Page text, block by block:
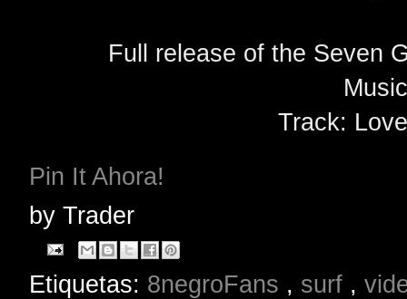
Full release of the Seven
Track:
Pin It Ahora!
by Trader
Etiquetas: 8negroFans , surf ,